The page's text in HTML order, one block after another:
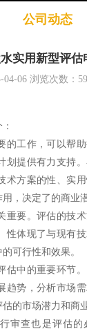
公司动态
实用新型评估
04-06浏览次数：
的工作，可以帮
划提供有力支持
术方案的性、实
，决定了的商业
重要。评估的技
性体现了与现有
可行性和效果。
估中的重要环节
趋势，分析市场
的市场潜力和商
审查也是评估的